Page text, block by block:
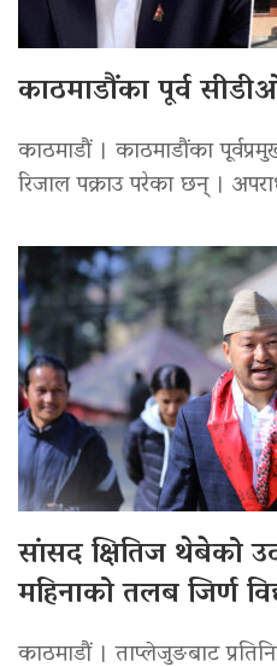
काठमाडौंका पूर्व
काठमाडौं । काठमाडौंका
रिजाल पक्राउ परेका छन् ।
सांसद क्षितिज थेबेको
महिनाको तलब जिर्ण
काठमाडौं । ताप्लेजुङबाट